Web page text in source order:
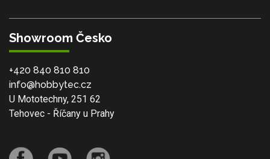
Showroom Česko
+420 840 810 810
info@hobbytec.cz
U Mototechny, 251 62
Tehovec - Říčany u Prahy